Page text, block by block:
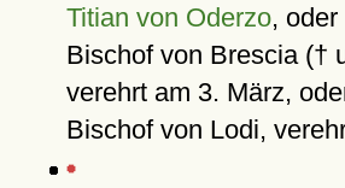
Titian von Oderzo, oder
Bischof von Brescia (†
verehrt am 3. März,
Bischof von Lodi,